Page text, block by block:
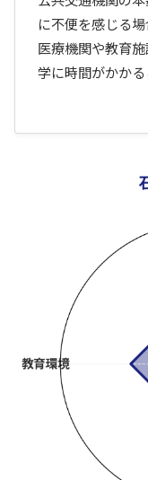
に不便を感じる場
医療機関や教育
学に時間がかかる